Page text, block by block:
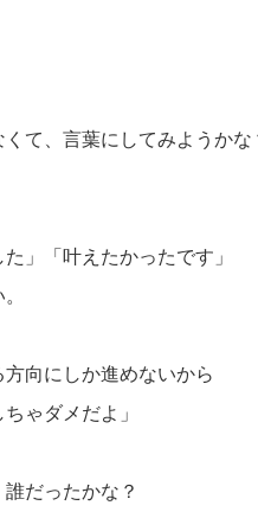
くて、言葉にしてみようかな
」「叶えたかったです」
方向にしか進めないから
ゃダメだよ」
だったかな？